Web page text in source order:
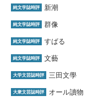
純文学誌時評 新潮
純文学誌時評 群像
純文学誌時評 すばる
純文学誌時評 文藝
大学文芸誌時評 三田文學
大衆文芸誌時評 オール讀物